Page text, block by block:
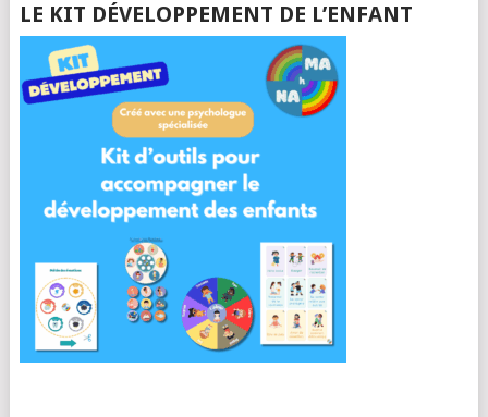
LE KIT DÉVELOPPEMENT DE L’ENFANT